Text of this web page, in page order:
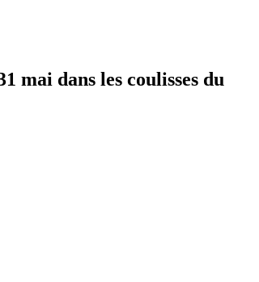
mai dans les coulisses du